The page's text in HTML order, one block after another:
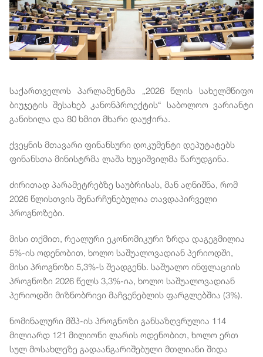
საქართველოს პარლამენტმა „2026 წლის სახელმწიფო
ბიუჯეტის შესახებ კანონპროექტის“ საბოლოო ვარიანტი
განიხილა და 80 ხმით მხარი დაუჭირა.
ქვეყნის მთავარი ფინანსური დოკუმენტი დეპუტატებს
ფინანსთა მინისტრმა ლაშა ხუციშვილმა წარუდგინა.
ძირითად პარამეტრებზე საუბრისას, მან აღნიშნა, რომ
2026 წლისთვის შენარჩუნებულია თავდაპირველი
პროგნოზები.
მისი თქმით, რეალური ეკონომიკური ზრდა დაგეგმილია
5%-ის ოდენობით, ხოლო საშუალოვადიან პერიოდში,
მისი პროგნოზი 5,3%-ს შეადგენს. საშუალო ინფლაციის
პროგნოზი 2026 წელს 3,3%-ია, ხოლო საშუალოვადიან
პერიოდში მიზნობრივი მაჩვენებლის ფარგლებშია (3%).
ნომინალური მშპ-ის პროგნოზი განსაზღვრულია 114
მილიარდ 121 მილიონი ლარის ოდენობით, ხოლო ერთ
სულ მოსახლეზე გადაანგარიშებული მთლიანი შიდა